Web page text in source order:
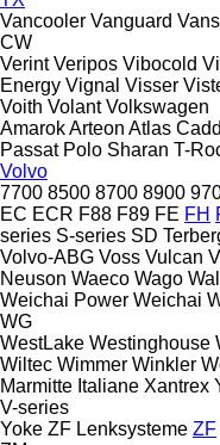
Vancooler Vanguard
CW
Verint Veripos Vibocold
Energy Vignal Visser
Voith Volant Volkswagen
AmarokArteon Atlas
Passat Polo Sharan T-
Volvo
7700 8500 8700 8900
EC ECR F88 F89 FE FH
series S-series SD
Volvo-ABG Voss Vulcan
Neuson Waeco Wago
Weichai Power Weichai
WG
WestLake Westinghouse
Wiltec Wimmer Winkler
Marmitte Italiane Xantrex
V-series
Yoke ZF Lenksysteme ZF